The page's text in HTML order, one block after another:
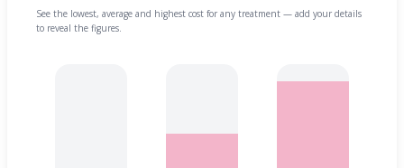
See the lowest, average and highest cost for any treatment — add your details
to reveal the figures.